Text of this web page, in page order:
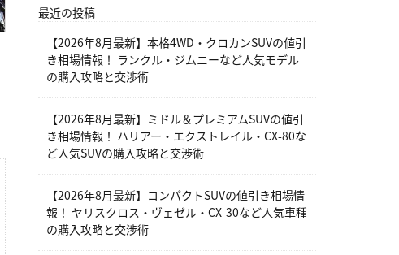
最近の投稿
【2026年8月最新】本格4WD・クロカンSUVの値引
き相場情報！ ランクル・ジムニーなど人気モデル
の購入攻略と交渉術
【2026年8月最新】ミドル＆プレミアムSUVの値引
き相場情報！ ハリアー・エクストレイル・CX-80な
ど人気SUVの購入攻略と交渉術
【2026年8月最新】コンパクトSUVの値引き相場情
報！ ヤリスクロス・ヴェゼル・CX-30など人気車種
の購入攻略と交渉術